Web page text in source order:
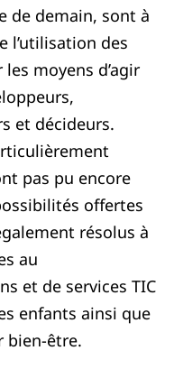
de demain, sont à
l’utilisation des
moyens d’agir
et décideurs.
pas pu encore
offertes
résolus à
au
et de services TIC
enfants ainsi que
bien-être.